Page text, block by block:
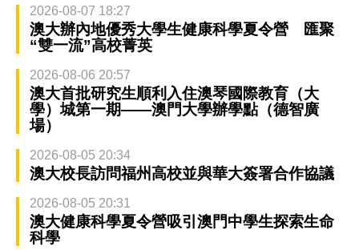
2026-08-07 18:27
澳大辦內地優秀大學生健康科學夏令營 匯聚
“雙一流”高校菁英
2026-08-06 20:57
澳大首批研究生順利入住澳琴國際教育（大
學）城第一期——澳門大學辦學點（德智廣
場）
2026-08-05 20:34
澳大校長訪問福州高校並與華大簽署合作協議
2026-08-05 20:31
澳大健康科學夏令營吸引澳門中學生探索生命
科學